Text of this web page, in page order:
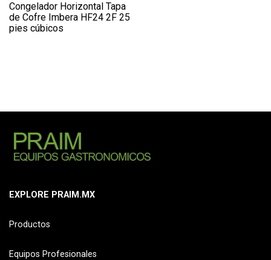
Congelador Horizontal Tapa
de Cofre Imbera HF24 2F 25
pies cúbicos
EXPLORE PRAIM.MX
Productos
Equipos Profesionales